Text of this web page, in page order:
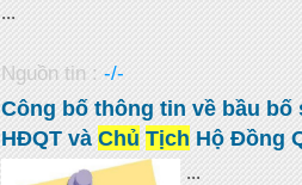
...
Nguồn tin : -/-
Công bố thông tin về bầu bố
HĐQT và Chủ Tịch Hộ Đồng
...